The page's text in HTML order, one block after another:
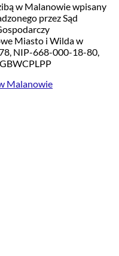
w Malanowie wpisany
przez Sąd
Miasto i Wilda w
NIP-668-000-18-80,
Malanowie